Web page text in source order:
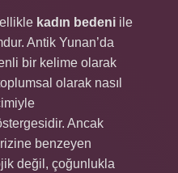
kadın bedeni ile
Antik Yunan’da
bir kelime olarak
olarak nasıl
Ancak
benzeyen
değil, çoğunlukla